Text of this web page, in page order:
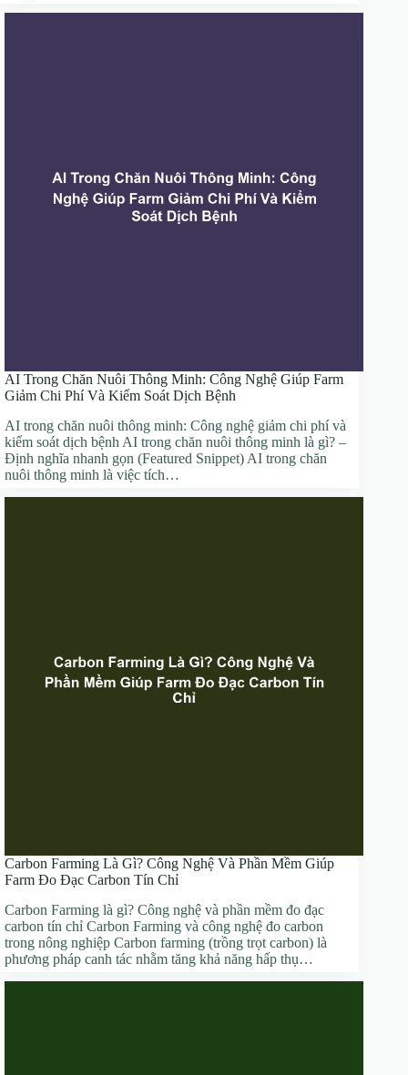
AI Trong Chăn Nuôi Thông Minh: Công Nghệ Giúp Farm
Giảm Chi Phí Và Kiểm Soát Dịch Bệnh
AI trong chăn nuôi thông minh: Công nghệ giảm chi phí và
kiểm soát dịch bệnh AI trong chăn nuôi thông minh là gì? –
Định nghĩa nhanh gọn (Featured Snippet) AI trong chăn
nuôi thông minh là việc tích…
Carbon Farming Là Gì? Công Nghệ Và Phần Mềm Giúp
Farm Đo Đạc Carbon Tín Chỉ
Carbon Farming là gì? Công nghệ và phần mềm đo đạc
carbon tín chỉ Carbon Farming và công nghệ đo carbon
trong nông nghiệp Carbon farming (trồng trọt carbon) là
phương pháp canh tác nhằm tăng khả năng hấp thụ…